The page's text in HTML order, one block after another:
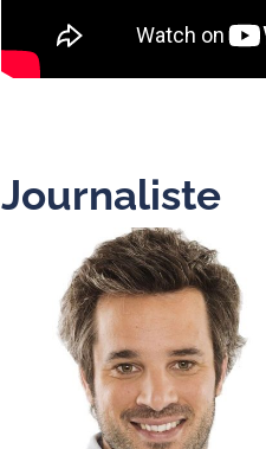
Journaliste